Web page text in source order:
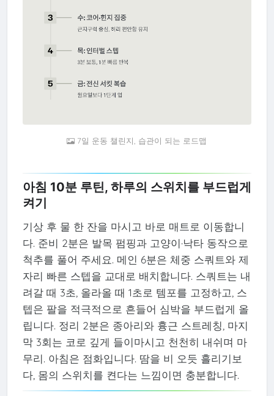
7일 운동 챌린지, 습관이 되는 로드맵
아침 10분 루틴, 하루의 스위치를 부드럽게
켜기
기상 후 물 한 잔을 마시고 바로 매트로 이동합니
다. 준비 2분은 발목 펌핑과 고양이·낙타 동작으로
척추를 풀어 주세요. 메인 6분은 체중 스쿼트와 제
자리 빠른 스텝을 교대로 배치합니다. 스쿼트는 내
려갈 때 3초, 올라올 때 1초로 템포를 고정하고, 스
텝은 팔을 적극적으로 흔들어 심박을 부드럽게 올
립니다. 정리 2분은 종아리와 흉근 스트레칭, 마지
막 3회는 코로 깊게 들이마시고 천천히 내쉬며 마
무리. 아침은 점화입니다. 땀을 비 오듯 흘리기보
다, 몸의 스위치를 켠다는 느낌이면 충분합니다.